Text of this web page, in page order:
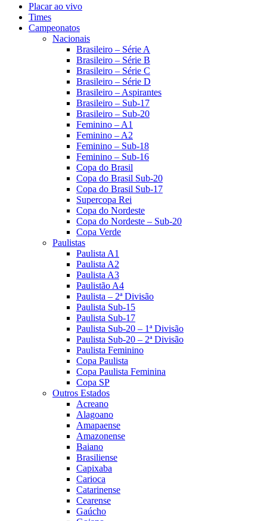
Placar ao vivo
Times
Campeonatos
Nacionais
Brasileiro – Série A
Brasileiro – Série B
Brasileiro – Série C
Brasileiro – Série D
Brasileiro – Aspirantes
Brasileiro – Sub-17
Brasileiro – Sub-20
Feminino – A1
Feminino – A2
Feminino – Sub-18
Feminino – Sub-16
Copa do Brasil
Copa do Brasil Sub-20
Copa do Brasil Sub-17
Supercopa Rei
Copa do Nordeste
Copa do Nordeste – Sub-20
Copa Verde
Paulistas
Paulista A1
Paulista A2
Paulista A3
Paulistão A4
Paulista – 2ª Divisão
Paulista Sub-15
Paulista Sub-17
Paulista Sub-20 – 1ª Divisão
Paulista Sub-20 – 2ª Divisão
Paulista Feminino
Copa Paulista
Copa Paulista Feminina
Copa SP
Outros Estados
Acreano
Alagoano
Amapaense
Amazonense
Baiano
Brasiliense
Capixaba
Carioca
Catarinense
Cearense
Gaúcho